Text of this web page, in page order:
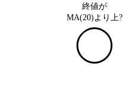
終値が
MA(20)より上?
◯